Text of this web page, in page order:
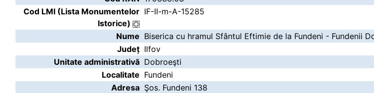
Cod LMI (Lista Monumentelor
Istorice)
IF-II-m-A-15285
Nume Biserica cu hramul Sfântul Eftimie de la Fundeni - Fundenii
Județ Ilfov
Unitate administrativă Dobroeşti
Localitate Fundeni
Adresa Şos. Fundeni 138